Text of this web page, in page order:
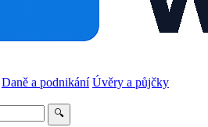
Daně a podnikání Úvěry a půjčky
🔍